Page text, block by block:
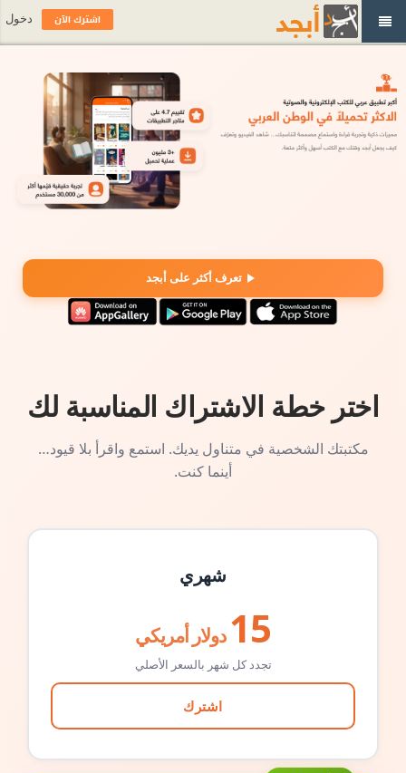
تعرف أكثر على أبجد
اختر خطة الاشتراك المناسبة لك
مكتبتك الشخصية في متناول يديك. استمع واقرأ بلا قيود…
أينما كنت.
شهري
15 دولار أمريكي
تجدد كل شهر بالسعر الأصلي
اشترك
اشترك الآن دخول